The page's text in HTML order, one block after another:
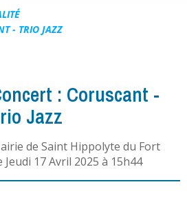
- TRIO JAZZ
: Coruscant -
Jazz
de Saint Hippolyte du Fort
Jeudi 17 Avril 2025 à 15h44